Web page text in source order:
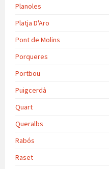
Planoles
Platja D'Aro
Pont de Molins
Porqueres
Portbou
Puigcerdà
Quart
Queralbs
Rabós
Raset